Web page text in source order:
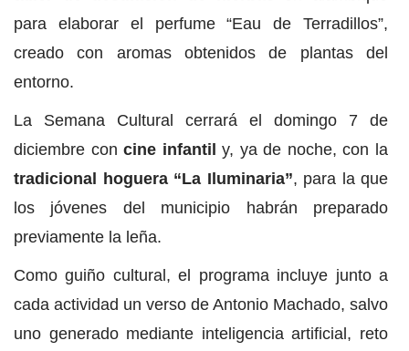
para elaborar el perfume “Eau de Terradillos”,
creado con aromas obtenidos de plantas del
entorno.
La Semana Cultural cerrará el domingo 7 de
diciembre concine infantily, ya de noche, con la
tradicional hoguera “La Iluminaria”, para la que
los jóvenes del municipio habrán preparado
previamente la leña.
Como guiño cultural, el programa incluye junto a
cada actividad un verso de Antonio Machado, salvo
uno generado mediante inteligencia artificial, reto